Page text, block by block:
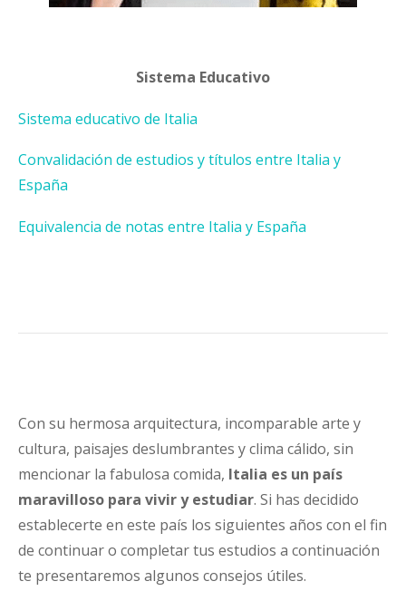
Sistema Educativo
Sistema educativo de Italia
Convalidación de estudios y títulos entre Italia y
España
Equivalencia de notas entre Italia y España
Con su hermosa arquitectura, incomparable arte y
cultura, paisajes deslumbrantes y clima cálido, sin
mencionar la fabulosa comida, Italia es un país
maravilloso para vivir y estudiar. Si has decidido
establecerte en este país los siguientes años con el fin
de continuar o completar tus estudios a continuación
te presentaremos algunos consejos útiles.